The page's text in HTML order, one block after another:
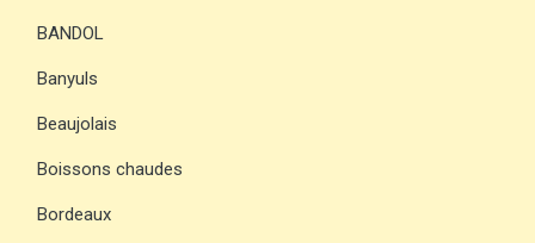
BANDOL
Banyuls
Beaujolais
Boissons chaudes
Bordeaux